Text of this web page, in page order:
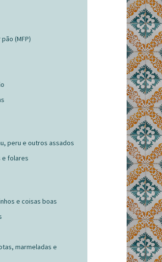
(MFP)
peru e outros assados
e folares
e coisas boas
marmeladas e